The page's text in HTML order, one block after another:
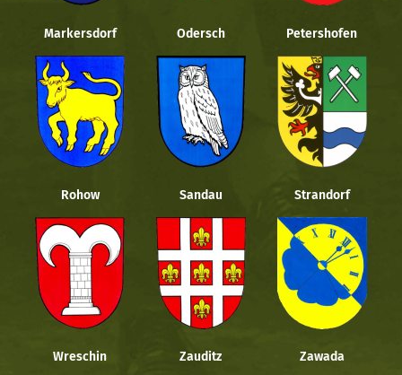
Markersdorf Odersch Petershofen
Rohow Sandau Strandorf
Wreschin Zauditz Zawada